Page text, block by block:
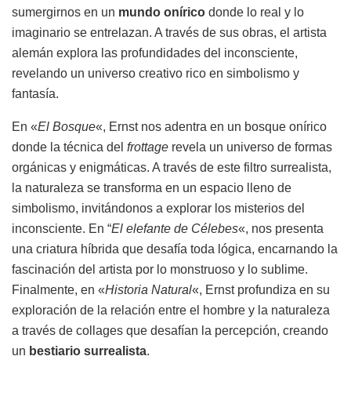
sumergirnos en un mundo onírico donde lo real y lo
imaginario se entrelazan. A través de sus obras, el artista
alemán explora las profundidades del inconsciente,
revelando un universo creativo rico en simbolismo y
fantasía.
En «El Bosque«, Ernst nos adentra en un bosque onírico
donde la técnica del frottage revela un universo de formas
orgánicas y enigmáticas. A través de este filtro surrealista,
la naturaleza se transforma en un espacio lleno de
simbolismo, invitándonos a explorar los misterios del
inconsciente. En “El elefante de Célebes«, nos presenta
una criatura híbrida que desafía toda lógica, encarnando la
fascinación del artista por lo monstruoso y lo sublime.
Finalmente, en «Historia Natural«, Ernst profundiza en su
exploración de la relación entre el hombre y la naturaleza
a través de collages que desafían la percepción, creando
un bestiario surrealista.